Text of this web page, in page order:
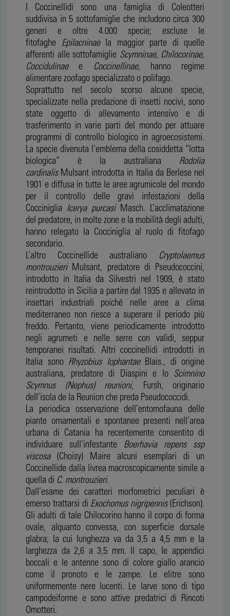
I Coccinellidi sono una famiglia di Coleotteri
suddivisa in 5 sottofamiglie che includono circa 300
generi e oltre 4.000 specie; escluse le
fitofaghe Epilacninae la maggior parte di quelle
afferenti alle sottofamiglie Scymninae, Chilocorinae,
Coccidulinaee Coccinellinae, hanno regime
alimentare zoofago specializzato o polifago.
Soprattutto nel secolo scorso alcune specie,
specializzate nella predazione di insetti nocivi, sono
state oggetto di allevamento intensivo e di
trasferimento in varie parti del mondo per attuare
programmi di controllo biologico in agroecosistemi.
La specie divenuta l’emblema della cosiddetta “lotta
biologica” è la australiana Rodolia
cardinalisMulsant introdotta in Italia da Berlese nel
1901 e diffusa in tutte le aree agrumicole del mondo
per il controllo delle gravi infestazioni della
Cocciniglia Icerya purcasiMasch. L’acclimatazione
del predatore, in molte zone e la mobilità degli adulti,
hanno relegato la Cocciniglia al ruolo di fitofago
secondario.
L’altro Coccinellide australiano Cryptolaemus
montrouzieriMulsant, predatore di Pseudococcini,
introdotto in Italia da Silvestri nel 1909, è stato
reintrodotto in Sicilia a partire dal 1935 e allevato in
insettari industriali poiché nelle aree a clima
mediterraneo non riesce a superare il periodo più
freddo. Pertanto, viene periodicamente introdotto
negli agrumeti e nelle serre con validi, seppur
temporanei risultati. Altri coccinellidi introdotti in
Italia sono Rhyzobius lophantaeBlais., di origine
australiana, predatore di Diaspini e lo Scimnino
Scymnus (Nephus) reunioni, Fursh, originario
dell’isola de la Reunion che preda Pseudococcidi.
La periodica osservazione dell’entomofauna delle
piante ornamentali e spontanee presenti nell’area
urbana di Catania ha recentemente consentito di
individuare sull’infestante Boerhavia repens ssp
viscosa(Choisy) Maire alcuni esemplari di un
Coccinellide dalla livrea macroscopicamente simile a
quella di C. montrouzieri.
Dall’esame dei caratteri morfometrici peculiari è
emerso trattarsi di Exochomus nigripennis(Erichson).
Gli adulti di tale Chilocorino hanno il corpo di forma
ovale, alquanto convessa, con superficie dorsale
glabra; la cui lunghezza va da 3,5 a 4,5 mm e la
larghezza da 2,6 a 3,5 mm. Il capo, le appendici
boccali e le antenne sono di colore giallo arancio
come il pronoto e le zampe. Le elitre sono
uniformemente nere lucenti. Le larve sono di tipo
campodeiforme e sono attive predatrici di Rincoti
Omotteri.